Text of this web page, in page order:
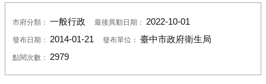
市府分類： 一般行政 最後異動日期： 2022-10-01
發布日期： 2014-01-21 發布單位： 臺中市政府衛生局
點閱次數： 2979